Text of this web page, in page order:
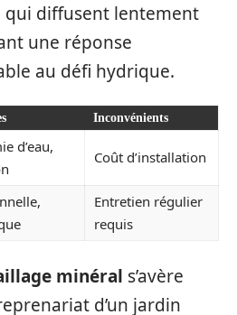
qui diffusent lentement
une réponse
au défi hydrique.
Inconvénients
d’eau,
Coût d’installation
Entretien régulier
requis
minéral s’avère
d’un jardin